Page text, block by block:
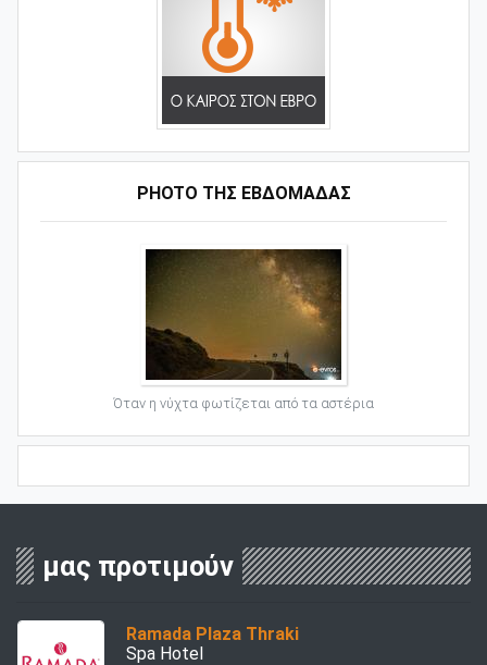
PHOTO ΤΗΣ ΕΒΔΟΜΑΔΑΣ
Όταν η νύχτα φωτίζεται από τα αστέρια
μας προτιμούν
Ramada Plaza Thraki
Spa Hotel